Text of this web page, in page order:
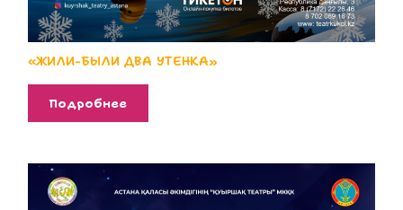
«ЖИЛИ-БЫЛИ ДВА УТЕНКА»
Подробнее